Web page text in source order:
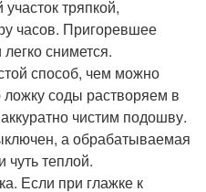
тряпкой,
часов. Пригоревшее
снимется.
способ, чем можно
ложку соды растворяем в
чистим подошву.
а обрабатываемая
чуть теплой.
Если при глажке к